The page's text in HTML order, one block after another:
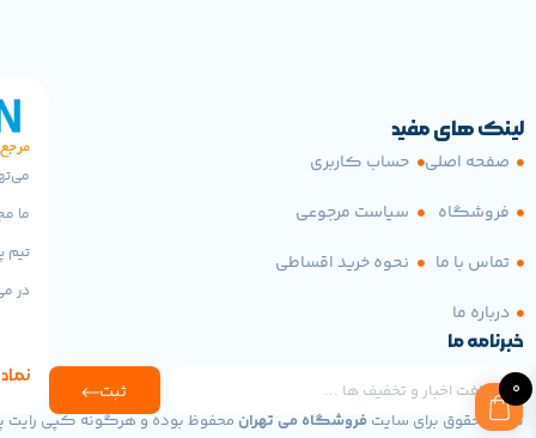
لینک های مفید
صفحه اصلی
فروشگاه
تماس با ما
درباره ما
حساب کاربری
سیاست مرجوعی
نحوه خرید اقساطی
خبرنامه ما
ثبت
ما
تیم
در
تمامی حقوق برای سایت فروشگاه می تهرانمحفوظ بوده و هرگونه کپی رایت
0